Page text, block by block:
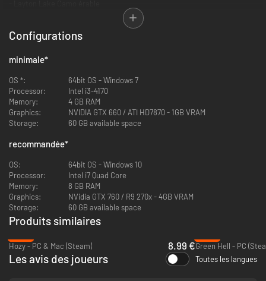
- Layton Lake Camo chasse au canard
toutes les armes, tentes et affûts terrestres du jeu. Il peut être visualisé
Configurations
minimale*
OS *:
64bit OS - Windows 7
Processor:
Intel i3-4170
Memory:
4 GB RAM
Graphics:
NVIDIA GTX 660 / ATI HD7870 - 1GB VRAM
Storage:
60 GB available space
recommandée*
OS:
64bit OS - Windows 10
Processor:
Intel i7 Quad Core
Memory:
8 GB RAM
Graphics:
NVidia GTX 760 / R9 270x - 4GB VRAM
Storage:
60 GB available space
Produits similaires
Hozy - PC & Mac (Steam)
8.99 €Green Hell - PC
Les avis des joueurs Toutes les langues